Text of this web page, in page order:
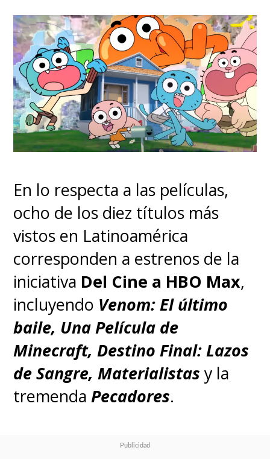
En lo respecta a las películas,
ocho de los diez títulos más
vistos en Latinoamérica
corresponden a estrenos de la
iniciativa Del Cine a HBO Max,
incluyendo Venom: El último
baile, Una Película de
Minecraft, Destino Final: Lazos
de Sangre, Materialistas y la
tremendaPecadores.